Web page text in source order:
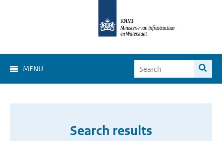
MENU
Search results